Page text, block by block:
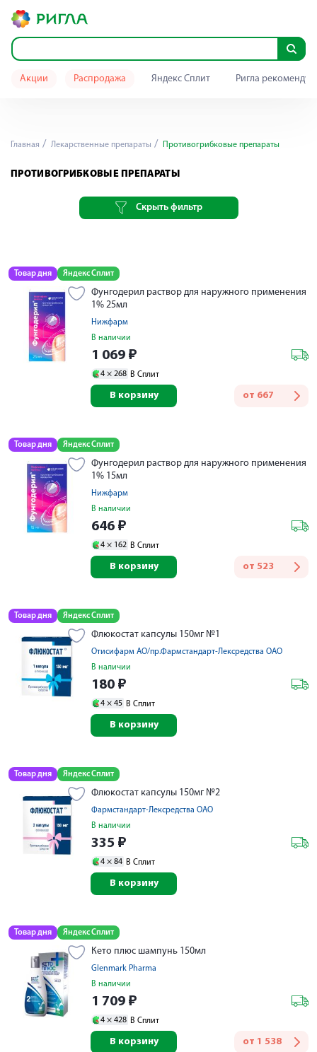
Акции Распродажа Яндекс Сплит Ригла
Главная Лекарственные препараты Противогрибковые препараты
ПРОТИВОГРИБКОВЫЕ ПРЕПАРАТЫ
Скрыть фильтр
Товар дня Яндекс Сплит
Фунгодерил раствор для наружного применения
1% 25мл
Нижфарм
В наличии
1 069 ₽
4 × 268 В Сплит
от 667
В корзину
Товар дня Яндекс Сплит
Фунгодерил раствор для наружного применения
1% 15мл
Нижфарм
В наличии
646 ₽
4 × 162 В Сплит
от 523
В корзину
Товар дня Яндекс Сплит
Флюкостат капсулы 150мг №1
Отисифарм АО/пр.Фармстандарт-Лексредства ОАО
В наличии
180 ₽
4 × 45 В Сплит
В корзину
Товар дня Яндекс Сплит
Флюкостат капсулы 150мг №2
Фармстандарт-Лексредства ОАО
В наличии
335 ₽
4 × 84 В Сплит
В корзину
Товар дня Яндекс Сплит
Кето плюс шампунь 150мл
Glenmark Pharma
В наличии
1 709 ₽
4 × 428 В Сплит
от 1 538
В корзину